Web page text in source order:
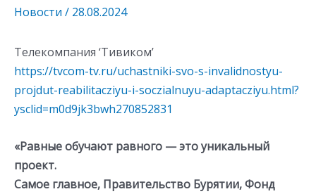
Новости / 28.08.2024
Телекомпания ‘Тивиком’
https://tvcom-tv.ru/uchastniki-svo-s-invalidnostyu-
projdut-reabilitacziyu-i-soczialnuyu-adaptacziyu.html?
ysclid=m0d9jk3bwh270852831
«Равные обучают равного — это уникальный
проект.
Самое главное, Правительство Бурятии, Фонд